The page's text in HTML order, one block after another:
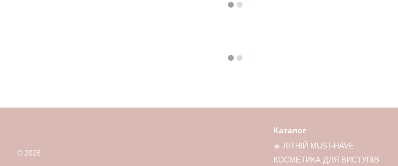
© 2026
Каталог
☀️ ЛІТНІЙ MUST-HAVE
КОСМЕТИКА ДЛЯ ВИСТУПІВ